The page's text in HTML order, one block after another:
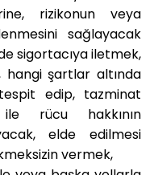
rizikonun veya
sağlayacak
sigortacıya iletmek,
hangi şartlar altında
edip, tazminat
rücu hakkının
elde edilmesi
vermek,